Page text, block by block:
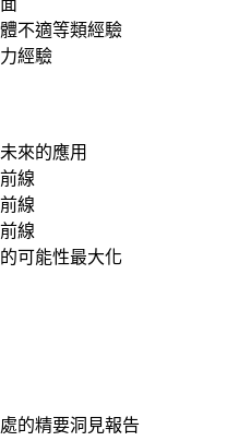
不適等類經驗
經驗
來的應用
線
線
線
可能性最大化
的精要洞見報告